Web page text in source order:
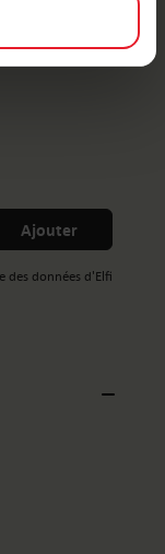
Ajouter
des données d'Elfi